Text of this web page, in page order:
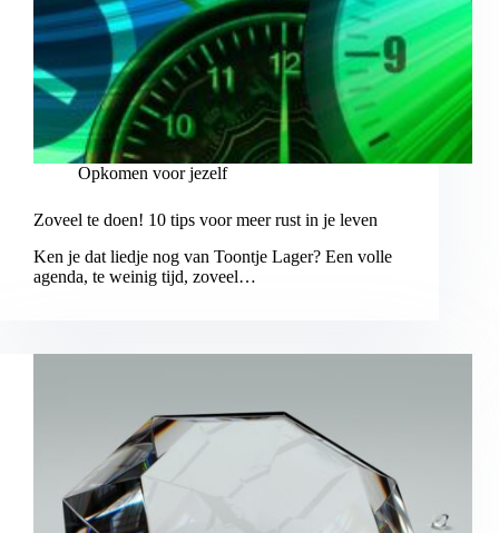
Opkomen voor jezelf
Zoveel te doen! 10 tips voor meer rust in je leven
Ken je dat liedje nog van Toontje Lager? Een volle
agenda, te weinig tijd, zoveel…